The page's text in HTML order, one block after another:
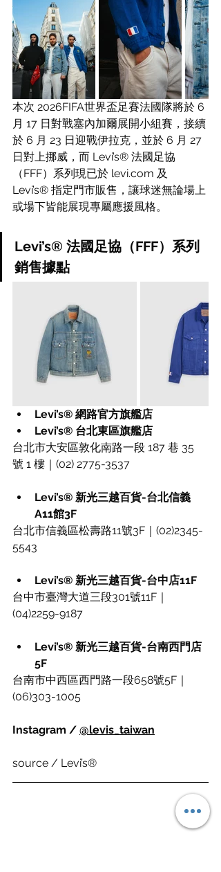
本次 2026FIFA世界盃足賽法國隊將於 6
月 17 日對戰塞內加爾展開小組賽，接續
於 6 月 23 日迎戰伊拉克，並於 6 月 27
日對上挪威，而 Levi’s® 法國足協
（FFF）系列現已於 levi.com 及
Levi’s® 指定門市販售，讓球迷無論場上
或場下皆能展現專屬應援風格。
Levi’s® 法國足協（FFF）系列
銷售據點
Levi’s® 網路官方旗艦店
Levi’s® 台北東區旗艦店
台北市大安區敦化南路一段 187 巷 35
號 1 樓｜(02) 2775-3537
Levi’s® 新光三越百貨-台北信義
A11館3F
台北市信義區松壽路11號3F｜(02)2345-
5543
Levi’s® 新光三越百貨-台中店11F
台中市臺灣大道三段301號11F｜
(04)2259-9187
Levi’s® 新光三越百貨-台南西門店
5F
台南市中西區西門路一段658號5F｜
(06)303-1005
Instagram / @levis_taiwan
source / Levi’s®